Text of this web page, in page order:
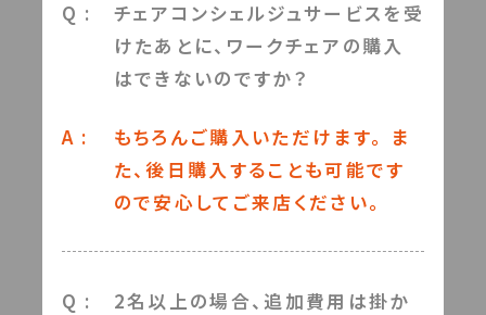
Q :
チェアコンシェルジュサービスを受
けたあとに、ワークチェアの購入
はできないのですか？
A :
もちろんご購入いただけます。 ま
た、後日購入することも可能です
ので安心してご来店ください。
Q :
2名以上の場合、追加費用は掛か